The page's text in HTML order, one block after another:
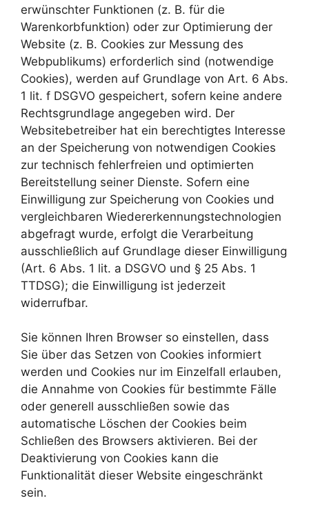
erwünschter Funktionen (z. B. für die
Warenkorbfunktion) oder zur Optimierung der
Website (z. B. Cookies zur Messung des
Webpublikums) erforderlich sind (notwendige
Cookies), werden auf Grundlage von Art. 6 Abs.
1 lit. f DSGVO gespeichert, sofern keine andere
Rechtsgrundlage angegeben wird. Der
Websitebetreiber hat ein berechtigtes Interesse
an der Speicherung von notwendigen Cookies
zur technisch fehlerfreien und optimierten
Bereitstellung seiner Dienste. Sofern eine
Einwilligung zur Speicherung von Cookies und
vergleichbaren Wiedererkennungstechnologien
abgefragt wurde, erfolgt die Verarbeitung
ausschließlich auf Grundlage dieser Einwilligung
(Art. 6 Abs. 1 lit. a DSGVO und § 25 Abs. 1
TTDSG); die Einwilligung ist jederzeit
widerrufbar.
Sie können Ihren Browser so einstellen, dass
Sie über das Setzen von Cookies informiert
werden und Cookies nur im Einzelfall erlauben,
die Annahme von Cookies für bestimmte Fälle
oder generell ausschließen sowie das
automatische Löschen der Cookies beim
Schließen des Browsers aktivieren. Bei der
Deaktivierung von Cookies kann die
Funktionalität dieser Website eingeschränkt
sein.